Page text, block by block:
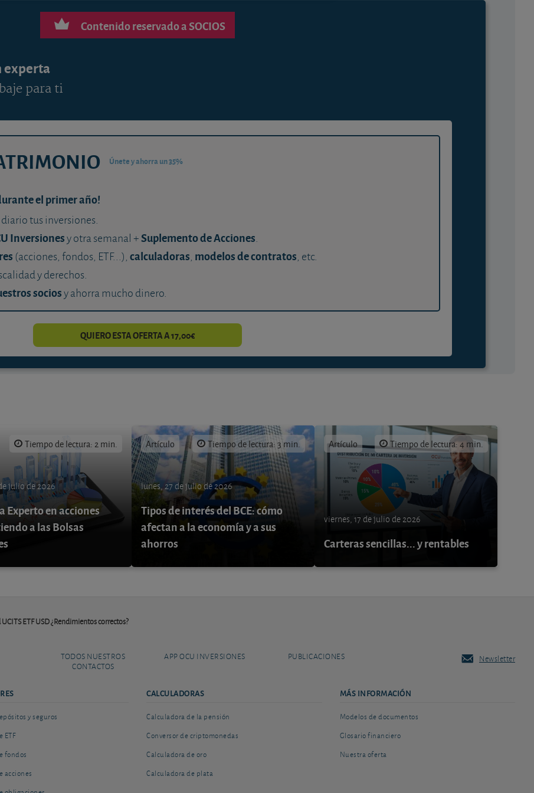
Contenido reservado a SOCIOS
experta
para ti
Únete y ahorra un 35%
el primer año!
tus inversiones.
Inversionesy otra semanal +Suplemento de Acciones.
(acciones, fondos, ETF...), calculadoras, modelos de contratos, etc.
y derechos.
sociosy ahorra mucho dinero.
QUIERO ESTA OFERTA A 17,00€
Tiempo de lectura: 2 min.
julio de 2026
Experto en acciones
a las Bolsas
Artículo Tiempo de lectura: 3 min.
lunes, 27 de julio de 2026
Tipos de interés del BCE: cómo
afectan a la economía y a sus
ahorros
Artículo Tiempo de lectura: 4 min.
viernes, 17 de julio de 2026
Carteras sencillas... y rentables
ETF USD ¿Rendimientos correctos?
TODOS NUESTROS
CONTACTOS
APP OCU INVERSIONES PUBLICACIONES Newsletter
y seguros
ETF
fondos
acciones
CALCULADORAS
Calculadora de la pensión
Conversor de criptomonedas
Calculadora de oro
Calculadora de plata
MÁS INFORMACIÓN
Modelos de documentos
Glosario financiero
Nuestra oferta